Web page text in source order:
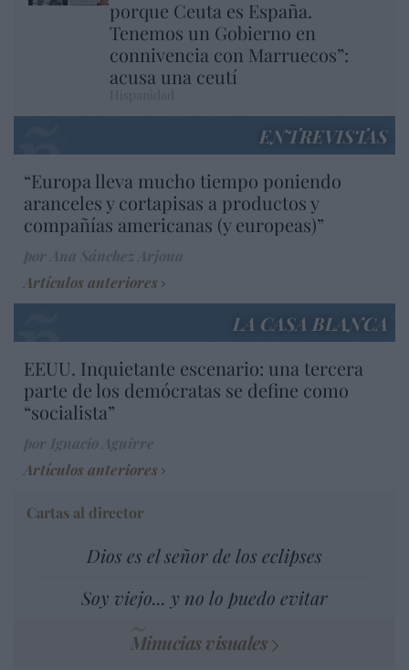
porque Ceuta es España.
Tenemos un Gobierno en
connivencia con Marruecos”:
acusa una ceutí
ENTREVISTAS
“Europa lleva mucho tiempo poniendo
aranceles y cortapisas a productos y
compañías americanas (y europeas)”
Artículos anteriores
LA CASA BLANCA
EEUU. Inquietante escenario: una tercera
parte de los demócratas se define como
“socialista”
Artículos anteriores
Cartas al director
Dios es el señor de los eclipses
Soy viejo... y no lo puedo evitar
Minucias visuales